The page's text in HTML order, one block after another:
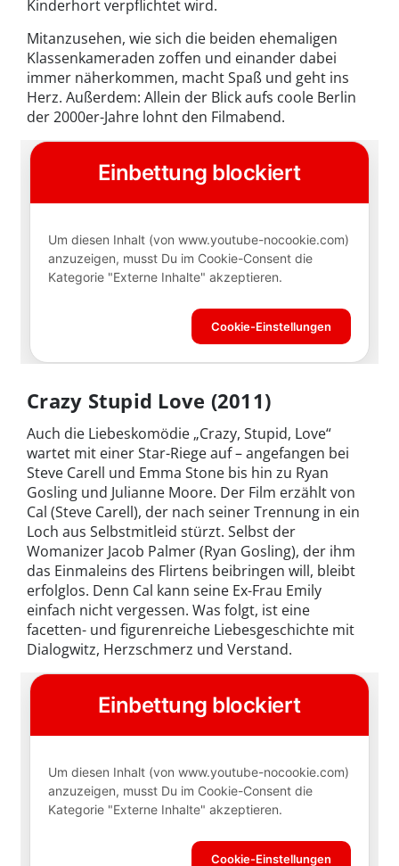
Kinderhort verpflichtet wird.
Mitanzusehen, wie sich die beiden ehemaligen
Klassenkameraden zoffen und einander dabei
immer näherkommen, macht Spaß und geht ins
Herz. Außerdem: Allein der Blick aufs coole Berlin
der 2000er-Jahre lohnt den Filmabend.
Crazy Stupid Love (2011)
Auch die Liebeskomödie „Crazy, Stupid, Love“
wartet mit einer Star-Riege auf – angefangen bei
Steve Carell und Emma Stone bis hin zu Ryan
Gosling und Julianne Moore. Der Film erzählt von
Cal (Steve Carell), der nach seiner Trennung in ein
Loch aus Selbstmitleid stürzt. Selbst der
Womanizer Jacob Palmer (Ryan Gosling), der ihm
das Einmaleins des Flirtens beibringen will, bleibt
erfolglos. Denn Cal kann seine Ex-Frau Emily
einfach nicht vergessen. Was folgt, ist eine
facetten- und figurenreiche Liebesgeschichte mit
Dialogwitz, Herzschmerz und Verstand.